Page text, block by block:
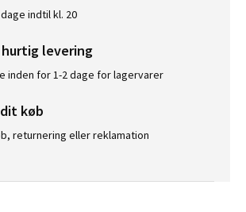
indtil kl. 20
hurtig levering
inden for 1-2 dage for lagervarer
køb
returnering eller reklamation